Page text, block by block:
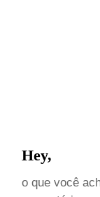
Hey,
o que você